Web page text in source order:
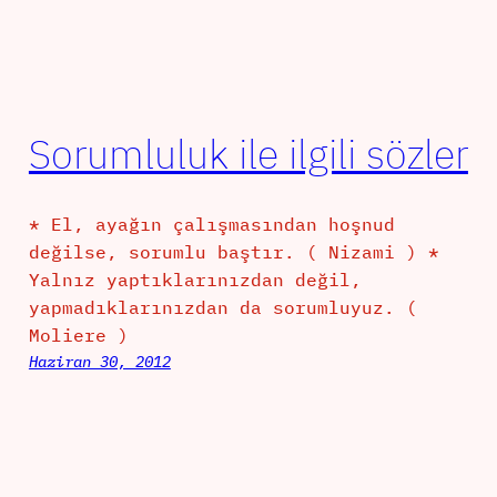
Sorumluluk ile ilgili sözler
* El, ayağın çalışmasından hoşnud
değilse, sorumlu baştır. ( Nizami ) *
Yalnız yaptıklarınızdan değil,
yapmadıklarınızdan da sorumluyuz. (
Moliere )
Haziran 30, 2012